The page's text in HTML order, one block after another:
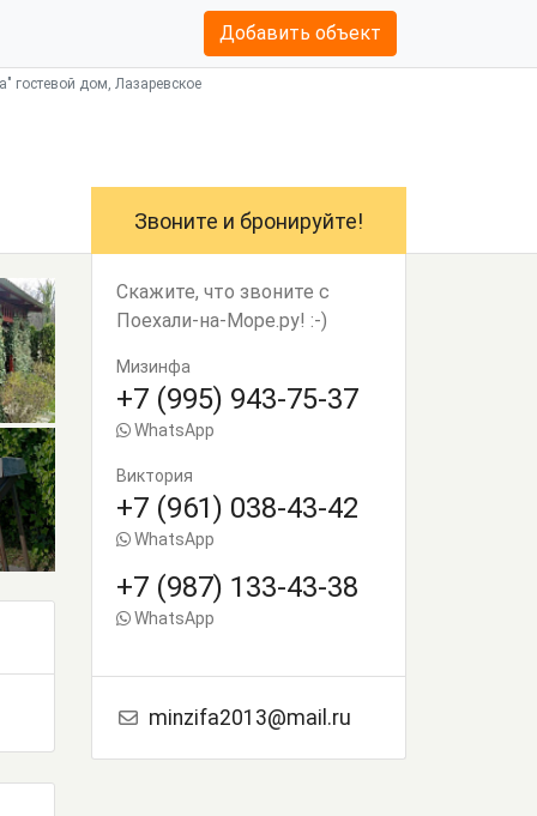
Добавить объект
гостевой дом, Лазаревское
Звоните и бронируйте!
Скажите, что звоните с
Поехали-на-Море.ру! :-)
Мизинфа
+7 (995) 943-75-37
WhatsApp
Виктория
+7 (961) 038-43-42
WhatsApp
+7 (987) 133-43-38
WhatsApp
minzifa2013@mail.ru